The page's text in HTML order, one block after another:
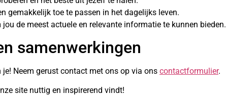
gemakkelijk toe te passen in het dagelijks leven.
de meest actuele en relevante informatie te kunnen bieden.
samenwerkingen
Neem gerust contact met ons op via ons contactformulier.
site nuttig en inspirerend vindt!